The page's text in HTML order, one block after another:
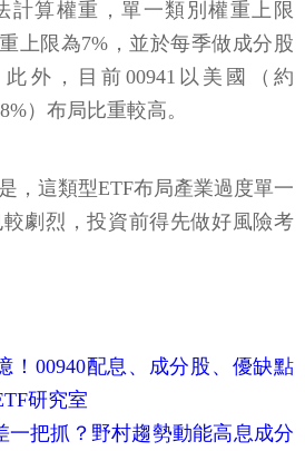
計算權重，單一類別權重上限
上限為7%，並於每季做成分股
外，目前00941以美國（約
）布局比重較高。
，這類型ETF布局產業過度單一
劇烈，投資前得先做好風險考
！00940配息、成分股、優缺點
研究室
一把抓？野村趨勢動能高息成分